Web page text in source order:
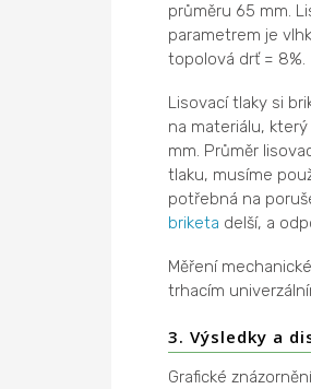
průměru 65 mm.
parametrem je
topolová drť = 8%.
Lisovací tlaky si
na materiálu,
mm. Průměr
tlaku, musíme
potřebná na
briketa delší, a
Měření mechanické
trhacím
3. Výsledky a
Grafické